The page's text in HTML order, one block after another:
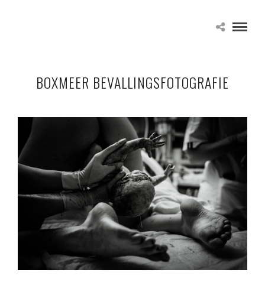
BOXMEER BEVALLINGSFOTOGRAFIE